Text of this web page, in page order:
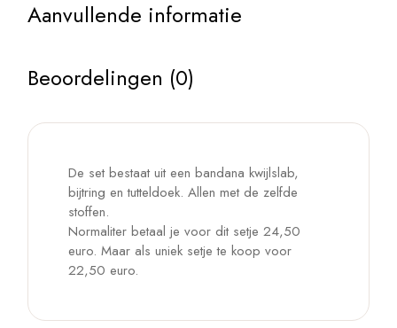
Aanvullende informatie
Beoordelingen (0)
De set bestaat uit een bandana kwijlslab,
bijtring en tutteldoek. Allen met de zelfde
stoffen.
Normaliter betaal je voor dit setje 24,50
euro. Maar als uniek setje te koop voor
22,50 euro.